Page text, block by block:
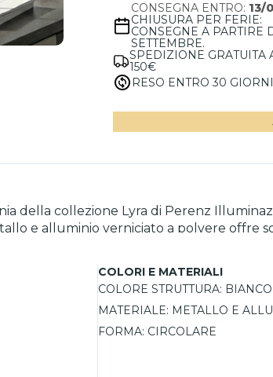
CONSEGNA ENTRO: 13/
CHIUSURA PER FERIE:
CONSEGNE A PARTIRE
SETTEMBRE.
SPEDIZIONE GRATUITA
150€
RESO ENTRO 30 GIORNI
della collezione Lyra di Perenz
e alluminio verniciato a polvere offre
preciso. Il comando touch sulla base
visive.
COLORI E MATERIALI
COLORE STRUTTURA: BIANCO
MATERIALE: METALLO E
FORMA: CIRCOLARE